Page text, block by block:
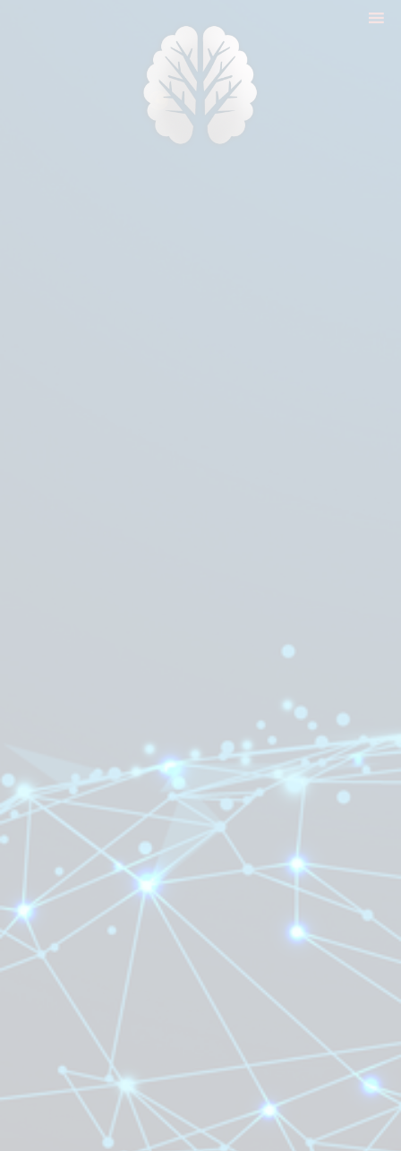
cikkek
biologika animália
tréningek